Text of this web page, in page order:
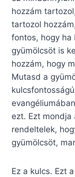
hozzám
tartozol
fontos, hogy ha
gyümölcsöt is
hozzám, hogy
Mutasd a
ezt. Ezt mondja
rendeltelek,
gyümölcsöt,
Ez a kulcs. Ezt